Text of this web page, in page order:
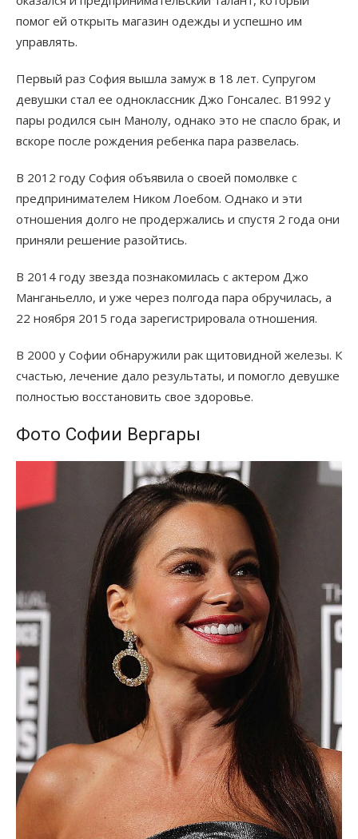
помог ей открыть магазин одежды и успешно им
управлять.
Первый раз София вышла замуж в 18 лет. Супругом
девушки стал ее одноклассник Джо Гонсалес. В1992 у
пары родился сын Манолу, однако это не спасло брак, и
вскоре после рождения ребенка пара развелась.
В 2012 году София объявила о своей помолвке с
предпринимателем Ником Лоебом. Однако и эти
отношения долго не продержались и спустя 2 года они
приняли решение разойтись.
В 2014 году звезда познакомилась с актером Джо
Манганьелло, и уже через полгода пара обручилась, а
22 ноября 2015 года зарегистрировала отношения.
В 2000 у Софии обнаружили рак щитовидной железы. К
счастью, лечение дало результаты, и помогло девушке
полностью восстановить свое здоровье.
Фото Софии Вергары